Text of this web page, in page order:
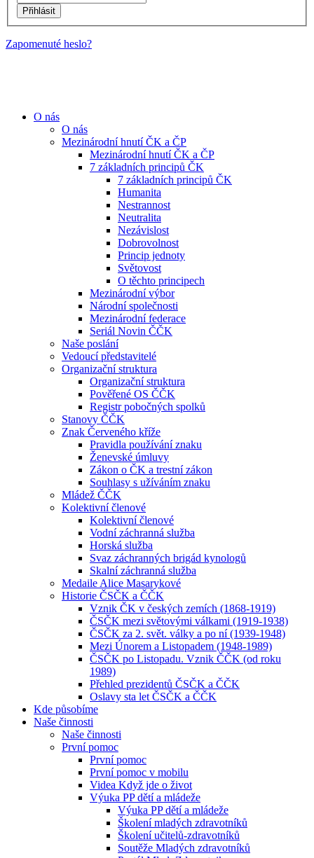
Zapomenuté heslo?
O nás
O nás
Mezinárodní hnutí ČK a ČP
Mezinárodní hnutí ČK a ČP
7 základních principů ČK
7 základních principů ČK
Humanita
Nestrannost
Neutralita
Nezávislost
Dobrovolnost
Princip jednoty
Světovost
O těchto principech
Mezinárodní výbor
Národní společnosti
Mezinárodní federace
Seriál Novin ČČK
Naše poslání
Vedoucí představitelé
Organizační struktura
Organizační struktura
Pověřené OS ČČK
Registr pobočných spolků
Stanovy ČČK
Znak Červeného kříže
Pravidla používání znaku
Ženevské úmluvy
Zákon o ČK a trestní zákon
Souhlasy s užíváním znaku
Mládež ČČK
Kolektivní členové
Kolektivní členové
Vodní záchranná služba
Horská služba
Svaz záchranných brigád kynologů
Skalní záchranná služba
Medaile Alice Masarykové
Historie ČSČK a ČČK
Vznik ČK v českých zemích (1868-1919)
ČSČK mezi světovými válkami (1919-1938)
ČSČK za 2. svět. války a po ní (1939-1948)
Mezi Únorem a Listopadem (1948-1989)
ČSČK po Listopadu. Vznik ČČK (od roku
1989)
Přehled prezidentů ČSČK a ČČK
Oslavy sta let ČSČK a ČČK
Kde působíme
Naše činnosti
Naše činnosti
První pomoc
První pomoc
První pomoc v mobilu
Videa Když jde o život
Výuka PP dětí a mládeže
Výuka PP dětí a mládeže
Školení mladých zdravotníků
Školení učitelů-zdravotníků
Soutěže Mladých zdravotníků